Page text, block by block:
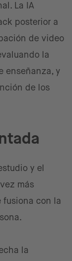
La IA
posterior a
de video
la
enseñanza, y
de los
y el
más
fusiona con la
la